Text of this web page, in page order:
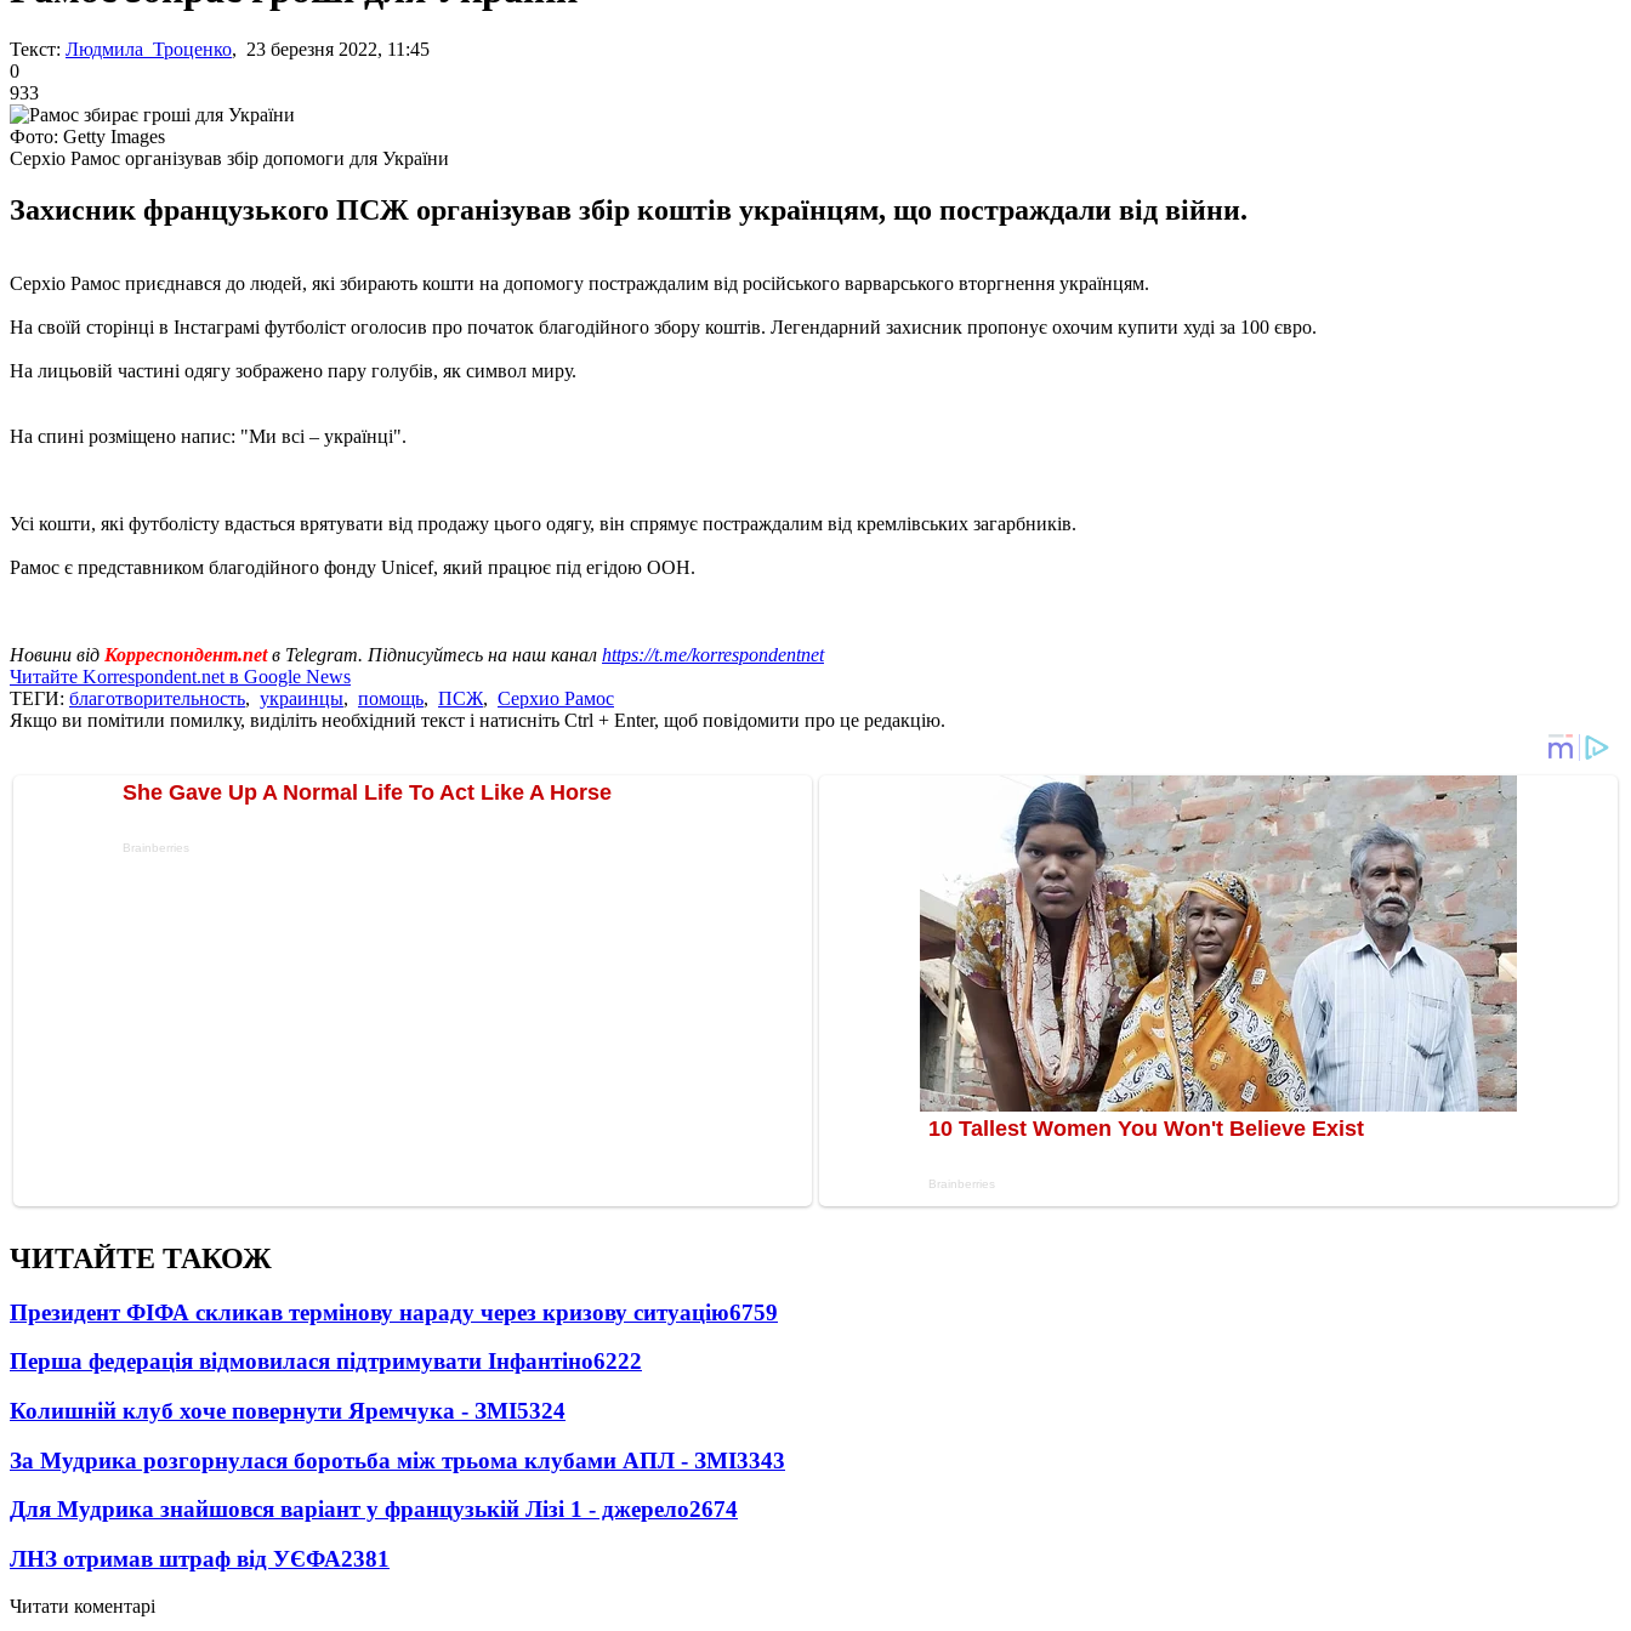
Текст: Людмила Троценко, 23 березня 2022, 11:45
0
933
Фото: Getty Images
Серхіо Рамос організував збір допомоги для України
Захисник французького ПСЖ організував збір коштів українцям, що постраждали від війни.
Серхіо Рамос приєднався до людей, які збирають кошти на допомогу постраждалим від російського варварського вторгнення українцям.
На своїй сторінці в Інстаграмі футболіст оголосив про початок благодійного збору коштів. Легендарний захисник пропонує охочим купити худі за 100 євро.
На лицьовій частині одягу зображено пару голубів, як символ миру.
На спині розміщено напис: "Ми всі – українці".
Усі кошти, які футболісту вдасться врятувати від продажу цього одягу, він спрямує постраждалим від кремлівських загарбників.
Рамос є представником благодійного фонду Unicef, який працює під егідою ООН.
Новини від Корреспондент.netв Telegram. Підписуйтесь на наш канал https://t.me/korrespondentnet
Читайте Korrespondent.net в Google News
ТЕГИ: благотворительность, украинцы, помощь, ПСЖ, Серхио Рамос
Якщо ви помітили помилку, виділіть необхідний текст і натисніть Ctrl + Enter, щоб повідомити про це редакцію.
ЧИТАЙТЕ ТАКОЖ
Президент ФІФА скликав термінову нараду через кризову ситуацію6759
Перша федерація відмовилася підтримувати Інфантіно6222
Колишній клуб хоче повернути Яремчука - ЗМІ5324
За Мудрика розгорнулася боротьба між трьома клубами АПЛ - ЗМІ3343
Для Мудрика знайшовся варіант у французькій Лізі 1 - джерело2674
ЛНЗ отримав штраф від УЄФА2381
Читати коментарі